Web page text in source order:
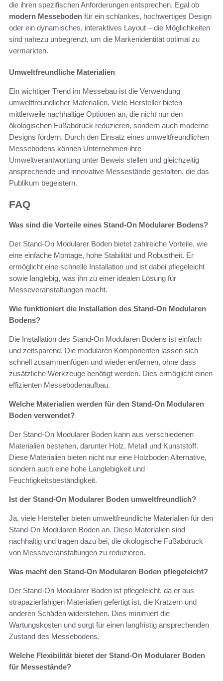
die ihren spezifischen Anforderungen entsprechen. Egal ob
modern Messeboden für ein schlankes, hochwertiges Design
oder ein dynamisches, interaktives Layout – die Möglichkeiten
sind nahezu unbegrenzt, um die Markenidentität optimal zu
vermarkten.
Umweltfreundliche Materialien
Ein wichtiger Trend im Messebau ist die Verwendung
umweltfreundlicher Materialien. Viele Hersteller bieten
mittlerweile nachhaltige Optionen an, die nicht nur den
ökologischen Fußabdruck reduzieren, sondern auch moderne
Designs fördern. Durch den Einsatz eines umweltfreundlichen
Messebodens können Unternehmen ihre
Umweltverantwortung unter Beweis stellen und gleichzeitig
ansprechende und innovative Messestände gestalten, die das
Publikum begeistern.
FAQ
Was sind die Vorteile eines Stand-On Modularer Bodens?
Der Stand-On Modularer Boden bietet zahlreiche Vorteile, wie
eine einfache Montage, hohe Stabilität und Robustheit. Er
ermöglicht eine schnelle Installation und ist dabei pflegeleicht
sowie langlebig, was ihn zu einer idealen Lösung für
Messeveranstaltungen macht.
Wie funktioniert die Installation des Stand-On Modularen
Bodens?
Die Installation des Stand-On Modularen Bodens ist einfach
und zeitsparend. Die modularen Komponenten lassen sich
schnell zusammenfügen und wieder entfernen, ohne dass
zusätzliche Werkzeuge benötigt werden. Dies ermöglicht einen
effizienten Messebodenaufbau.
Welche Materialien werden für den Stand-On Modularen
Boden verwendet?
Der Stand-On Modularer Boden kann aus verschiedenen
Materialien bestehen, darunter Holz, Metall und Kunststoff.
Diese Materialien bieten nicht nur eine Holzboden Alternative,
sondern auch eine hohe Langlebigkeit und
Feuchtigkeitsbeständigkeit.
Ist der Stand-On Modularer Boden umweltfreundlich?
Ja, viele Hersteller bieten umweltfreundliche Materialien für den
Stand-On Modularen Boden an. Diese Materialien sind
nachhaltig und tragen dazu bei, die ökologische Fußabdruck
von Messeveranstaltungen zu reduzieren.
Was macht den Stand-On Modularen Boden pflegeleicht?
Der Stand-On Modularer Boden ist pflegeleicht, da er aus
strapazierfähigen Materialien gefertigt ist, die Kratzern und
anderen Schäden widerstehen. Dies minimiert die
Wartungskosten und sorgt für einen langfristig ansprechenden
Zustand des Messebodens.
Welche Flexibilität bietet der Stand-On Modularer Boden
für Messestände?